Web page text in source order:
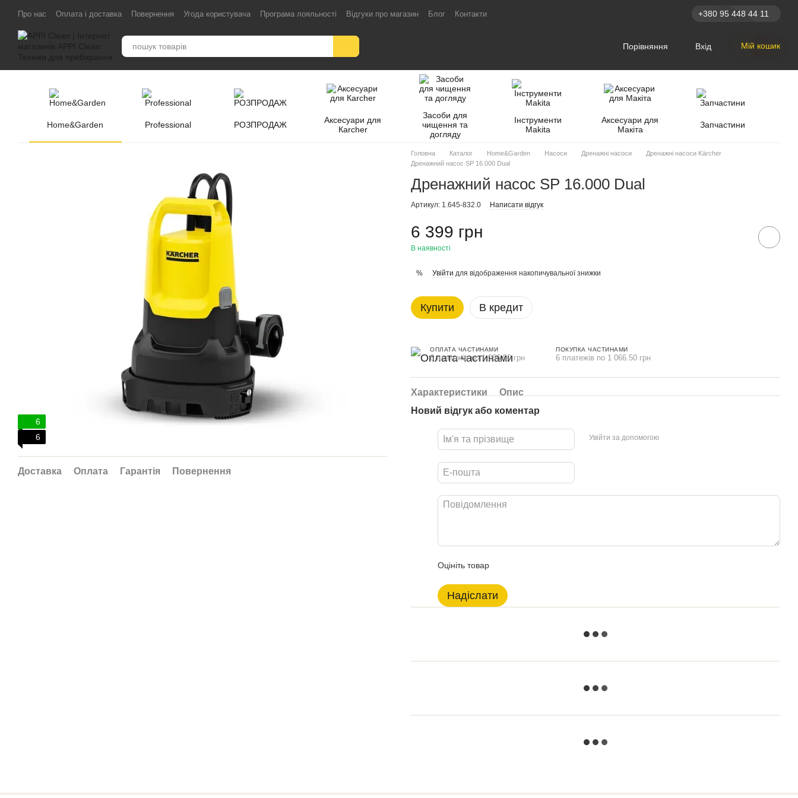
Перейти до основного контенту
Про нас Оплата і доставка Повернення Угода користувача Програма лояльності Відгуки про магазин Блог Контакти +380 95 448 44 11
Порівняння Вхід Мій кошик
Home&Garden Professional РОЗПРОДАЖ
Аксесуари для
Кarcher
Засоби для
чищення та
догляду
Інструменти
Makita
Аксесуари для
Макіта
Запчастини
6
6
Доставка Оплата Гарантія Повернення
Головна Каталог Home&Garden Насоси Дренажні насоси
Дренажні насоси Kärcher
Дренажний насос SP 16.000 Dual
Дренажний насос SP 16.000 Dual
Артикул: 1.645-832.0 Написати відгук
6 399 грн
В наявності
% Увійти для відображення накопичувальної знижки
Купити В кредит
ОПЛАТА ЧАСТИНАМИ
6 платежів по 1 066.50 грн
ПОКУПКА ЧАСТИНАМИ
6 платежів по 1 066.50 грн
Характеристики
Опис
Новий відгук або коментар
Увійти за допомогою
Оцініть товар
Надіслати